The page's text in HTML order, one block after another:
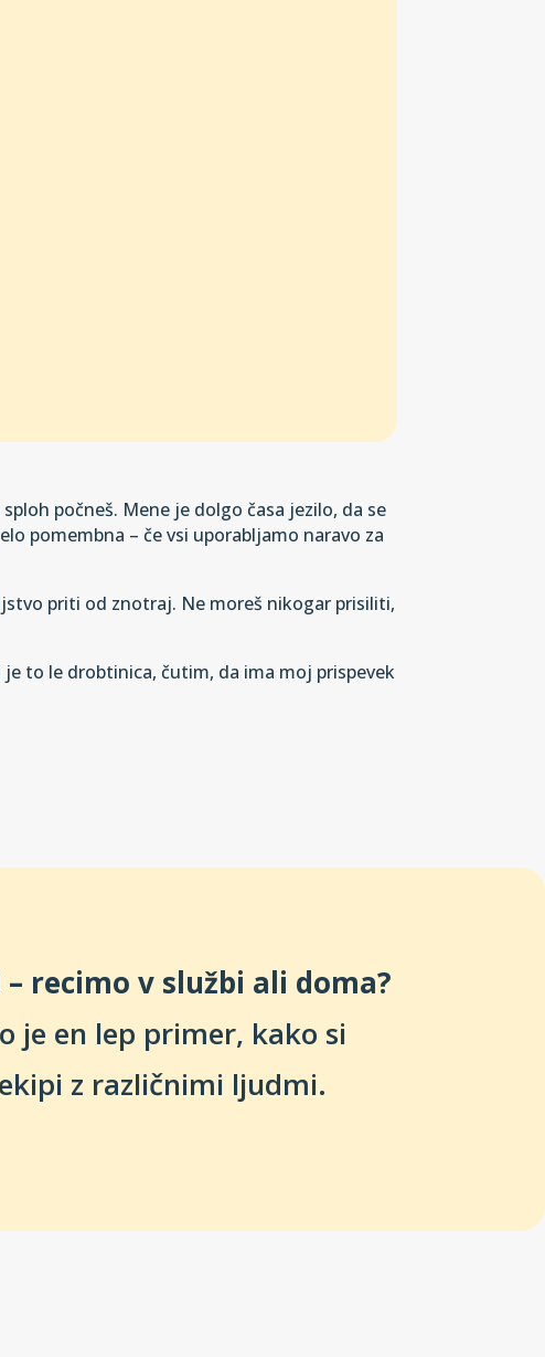
počneš. Mene je dolgo časa jezilo, da se
pomembna – če vsi uporabljamo naravo za
priti od znotraj. Ne moreš nikogar prisiliti,
to le drobtinica, čutim, da ima moj prispevek
recimo v službi ali doma?
je en lep primer, kako si
z različnimi ljudmi.